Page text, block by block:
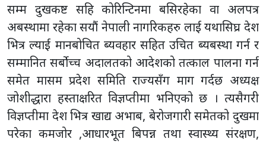
सम्म दुखकष्ट सहि कोरिन्टिनमा बसिरहेका वा अलपत्र
अबस्थामा रहेका सयौं नेपाली नागरिकहरु लाई यथासिघ्र देश
भित्र ल्याई मानबोचित ब्यवहार सहित उचित ब्यबस्था गर्न र
सम्मानित सर्बोच्च अदालतको आदेशको तत्काल पालना गर्न
समेत मासम प्रदेश समिति राज्यसँग माग गर्दछ अध्यक्ष
जोशीद्धारा हस्ताक्षरित विज्ञप्तीमा भनिएको छ । त्यसैगरी
विज्ञप्तीमा देश भित्र खाद्य अभाब, बेरोजगारी समेतको दुखमा
परेका कमजोर ,आधारभूत बिपन्न तथा स्वास्थ्य संरक्षण,